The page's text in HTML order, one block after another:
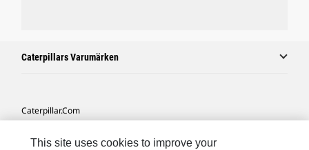
Caterpillars Varumärken
Caterpillar.com
This site uses cookies to improve your